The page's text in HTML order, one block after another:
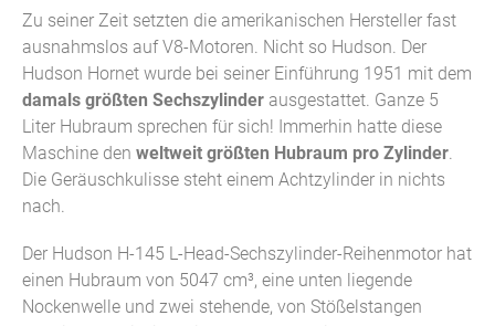
Zu seiner Zeit setzten die amerikanischen Hersteller fast
ausnahmslos auf V8-Motoren. Nicht so Hudson. Der
Hudson Hornet wurde bei seiner Einführung 1951 mit dem
damals größten Sechszylinder ausgestattet. Ganze 5
Liter Hubraum sprechen für sich! Immerhin hatte diese
Maschine den weltweit größten Hubraum pro Zylinder.
Die Geräuschkulisse steht einem Achtzylinder in nichts
nach.
Der Hudson H-145 L-Head-Sechszylinder-Reihenmotor hat
einen Hubraum von 5047 cm³, eine unten liegende
Nockenwelle und zwei stehende, von Stößelstangen